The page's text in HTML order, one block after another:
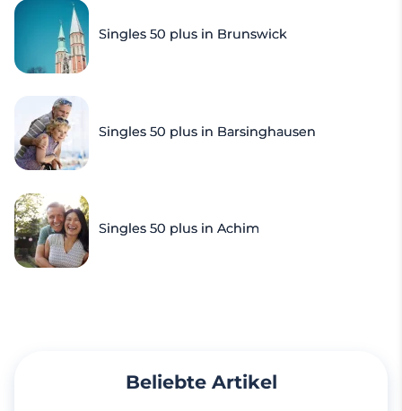
Singles 50 plus in Brunswick
Singles 50 plus in Barsinghausen
Singles 50 plus in Achim
Beliebte Artikel